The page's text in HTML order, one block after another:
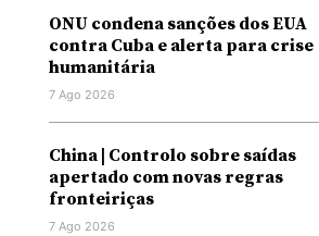
ONU condena sanções dos EUA
contra Cuba e alerta para crise
humanitária
7 Ago 2026
China | Controlo sobre saídas
apertado com novas regras
fronteiriças
7 Ago 2026